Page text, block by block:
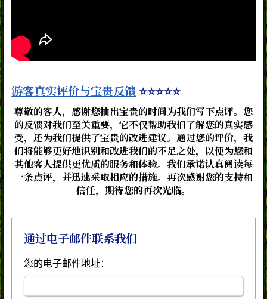
游客真实评价与宝贵反馈⭐️⭐️⭐️⭐️⭐️
尊敬的客人，感谢您抽出宝贵的时间为我们写下点评。您
的反馈对我们至关重要，它不仅帮助我们了解您的真实感
受，还为我们提供了宝贵的改进建议。通过您的评价，我
们将能够更好地识别和改进我们的不足之处，以便为您和
其他客人提供更优质的服务和体验。我们承诺认真阅读每
一条点评，并迅速采取相应的措施。再次感谢您的支持和
信任，期待您的再次光临。
通过电子邮件联系我们
您的电子邮件地址：